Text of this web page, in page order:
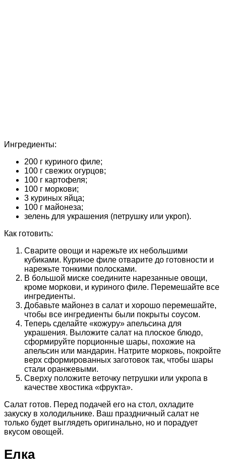
Ингредиенты:
200 г куриного филе;
100 г свежих огурцов;
100 г картофеля;
100 г моркови;
3 куриных яйца;
100 г майонеза;
зелень для украшения (петрушку или укроп).
Как готовить:
Сварите овощи и нарежьте их небольшими
кубиками. Куриное филе отварите до готовности и
нарежьте тонкими полосками.
В большой миске соедините нарезанные овощи,
кроме моркови, и куриного филе. Перемешайте все
ингредиенты.
Добавьте майонез в салат и хорошо перемешайте,
чтобы все ингредиенты были покрыты соусом.
Теперь сделайте «кожуру» апельсина для
украшения. Выложите салат на плоское блюдо,
сформируйте порционные шары, похожие на
апельсин или мандарин. Натрите морковь, покройте
верх сформированных заготовок так, чтобы шары
стали оранжевыми.
Сверху положите веточку петрушки или укропа в
качестве хвостика «фрукта».
Салат готов. Перед подачей его на стол, охладите
закуску в холодильнике. Ваш праздничный салат не
только будет выглядеть оригинально, но и порадует
вкусом овощей.
Елка